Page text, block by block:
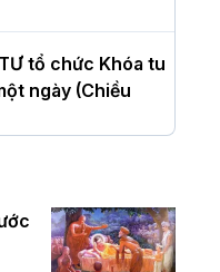
–
tổ chức Khóa tu
ngày (Chiều
tổ chức Khóa tu
ngày (Sáng